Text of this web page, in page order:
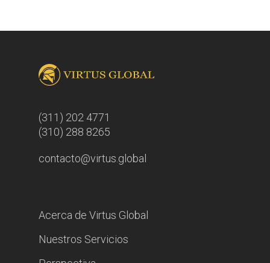
(311) 202 4771
(310) 288 8265
contacto@virtus.global
Acerca de Virtus Global
Nuestros Servicios